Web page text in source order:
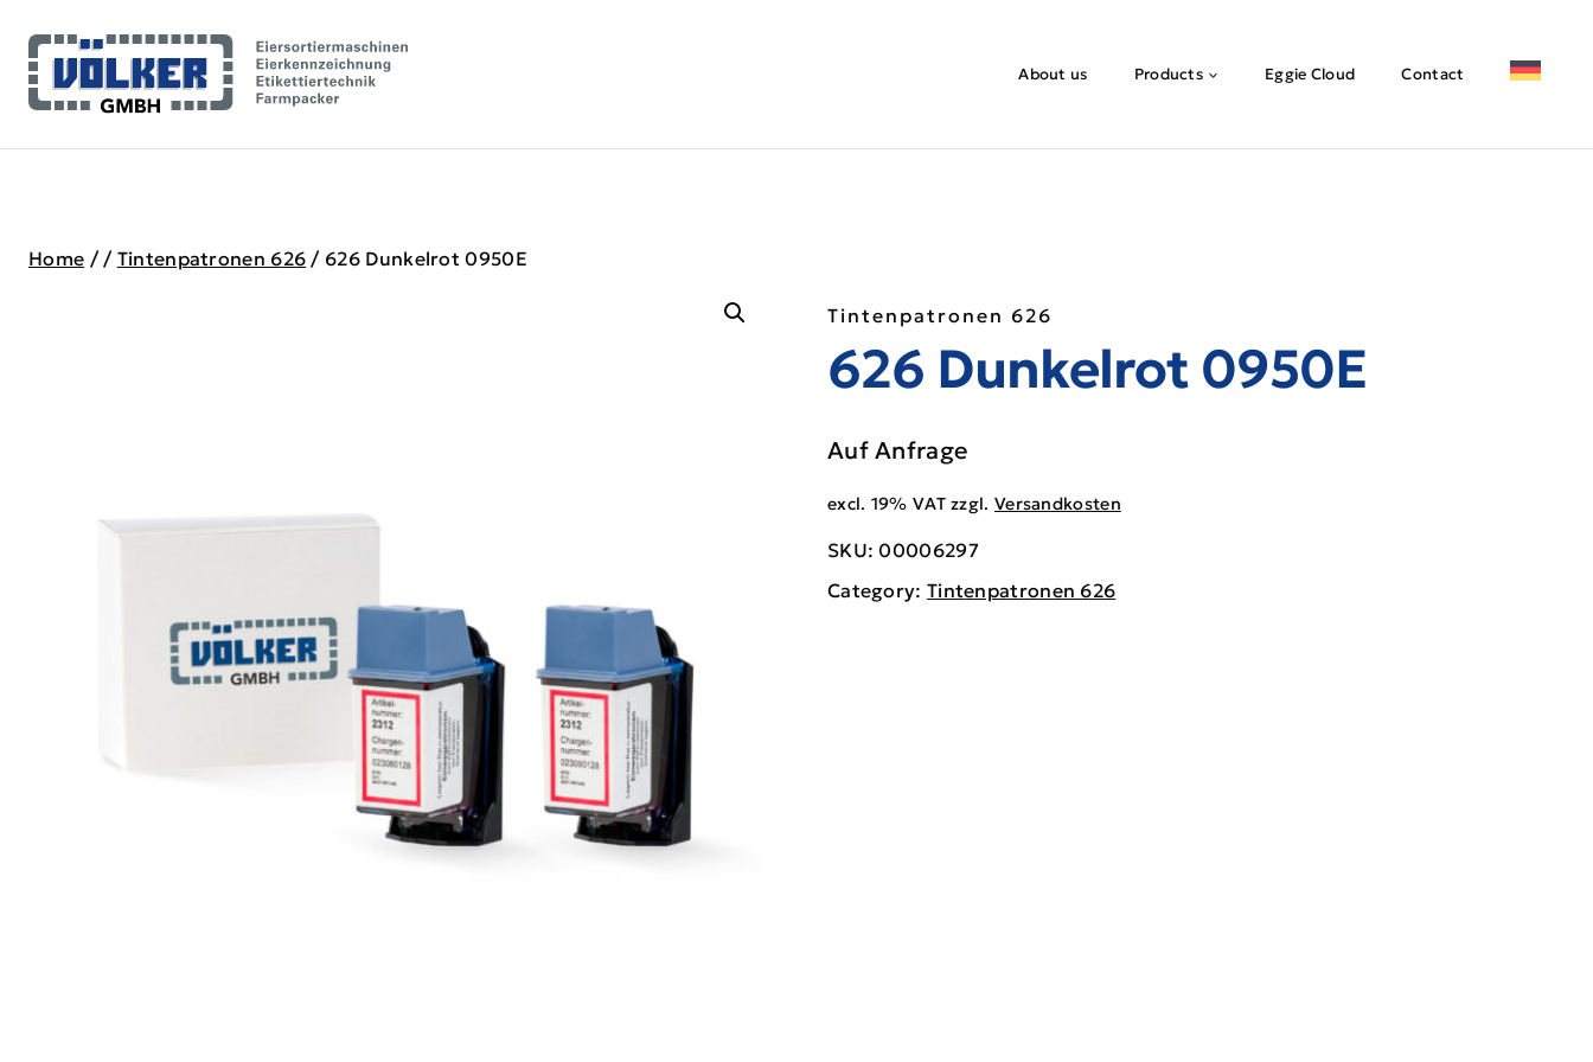
content
About us Products Eggie Cloud Contact
Home / / Tintenpatronen 626 / 626 Dunkelrot 0950E
Tintenpatronen 626
626 Dunkelrot 0950E
Auf Anfrage
excl. 19% VAT zzgl. Versandkosten
SKU:00006297
Category: Tintenpatronen 626